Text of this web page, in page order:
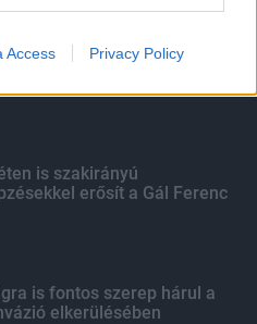
Access Privacy Policy
is szakirányú
erősít a Gál Ferenc
is fontos szerep hárul a
elkerülésében